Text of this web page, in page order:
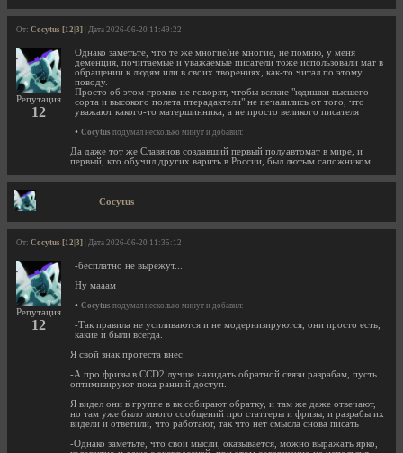
От: Cocytus [12|3] | Дата 2026-06-20 11:49:22
Репутация
12
Однако заметьте, что те же многие/не многие, не помню, у меня
деменция, почитаемые и уважаемые писатели тоже использовали мат в
обращении к людям или в своих творениях, как-то читал по этому
поводу.
Просто об этом громко не говорят, чтобы всякие "юдишки высшего
сорта и высокого полета птерадактели" не печалились от того, что
уважают какого-то матершинника, а не просто великого писателя
• Cocytus подумал несколько минут и добавил:
Да даже тот же Славянов создавший первый полуавтомат в мире, и
первый, кто обучил других варить в России, был лютым сапожником
Cocytus
От: Cocytus [12|3] | Дата 2026-06-20 11:35:12
Репутация
12
-бесплатно не вырежут...
Ну мааам
• Cocytus подумал несколько минут и добавил:
-Так правила не усиливаются и не модернизируются, они просто есть,
какие и были всегда.
Я свой знак протеста внес
-А про фризы в CCD2 лучше накидать обратной связи разрабам, пусть
оптимизируют пока ранний доступ.
Я видел они в группе в вк собирают обратку, и там же даже отвечают,
но там уже было много сообщений про статтеры и фризы, и разрабы их
видели и ответили, что работают, так что нет смысла снова писать
-Однако заметьте, что свои мысли, оказывается, можно выражать ярко,